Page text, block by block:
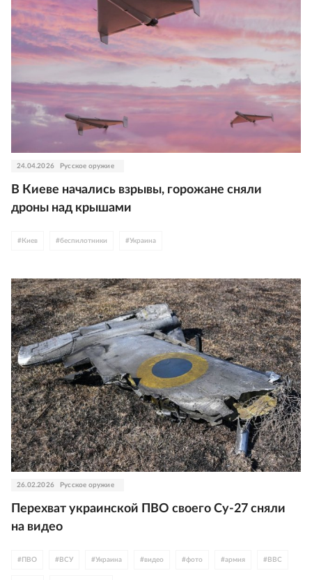
24.04.2026 Русское оружие
В Киеве начались взрывы, горожане сняли
дроны над крышами
# Киев #беспилотники #Украина
26.02.2026 Русское оружие
Перехват украинской ПВО своего Су-27 сняли
на видео
# ПВО # ВСУ #Украина #видео #фото #армия # ВВС